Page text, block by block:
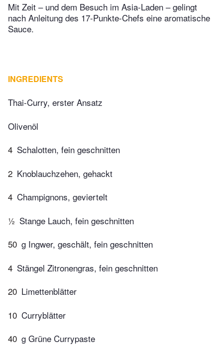
Mit Zeit – und dem Besuch im Asia-Laden – gelingt
nach Anleitung des 17-Punkte-Chefs eine aromatische
Sauce.
INGREDIENTS
Thai-Curry, erster Ansatz
Olivenöl
4 Schalotten, fein geschnitten
2 Knoblauchzehen, gehackt
4 Champignons, geviertelt
½ Stange Lauch, fein geschnitten
50 g Ingwer, geschält, fein geschnitten
4 Stängel Zitronengras, fein geschnitten
20 Limettenblätter
10 Curryblätter
40 g Grüne Currypaste